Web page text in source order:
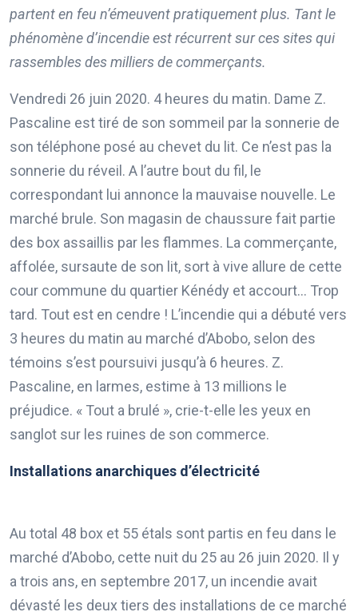
partent en feu n’émeuvent pratiquement plus. Tant le
phénomène d’incendie est récurrent sur ces sites qui
rassembles des milliers de commerçants.
Vendredi 26 juin 2020. 4 heures du matin. Dame Z.
Pascaline est tiré de son sommeil par la sonnerie de
son téléphone posé au chevet du lit. Ce n’est pas la
sonnerie du réveil. A l’autre bout du fil, le
correspondant lui annonce la mauvaise nouvelle. Le
marché brule. Son magasin de chaussure fait partie
des box assaillis par les flammes. La commerçante,
affolée, sursaute de son lit, sort à vive allure de cette
cour commune du quartier Kénédy et accourt… Trop
tard. Tout est en cendre ! L’incendie qui a débuté vers
3 heures du matin au marché d’Abobo, selon des
témoins s’est poursuivi jusqu’à 6 heures. Z.
Pascaline, en larmes, estime à 13 millions le
préjudice. « Tout a brulé », crie-t-elle les yeux en
sanglot sur les ruines de son commerce.
Installations anarchiques d’électricité
Au total 48 box et 55 étals sont partis en feu dans le
marché d’Abobo, cette nuit du 25 au 26 juin 2020. Il y
a trois ans, en septembre 2017, un incendie avait
dévasté les deux tiers des installations de ce marché